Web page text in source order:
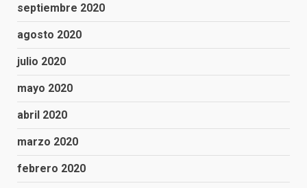
septiembre 2020
agosto 2020
julio 2020
mayo 2020
abril 2020
marzo 2020
febrero 2020